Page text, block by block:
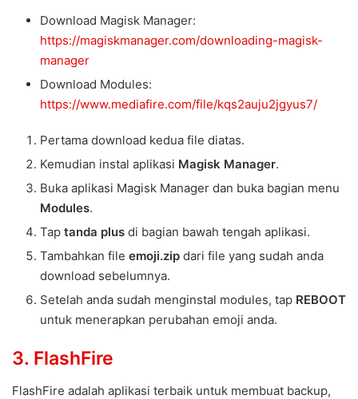
Download Magisk Manager:
https://magiskmanager.com/downloading-magisk-
manager
Download Modules:
https://www.mediafire.com/file/kqs2auju2jgyus7/
Pertama download kedua file diatas.
Kemudian instal aplikasi Magisk Manager.
Buka aplikasi Magisk Manager dan buka bagian menu
Modules.
Tap tanda plus di bagian bawah tengah aplikasi.
Tambahkan file emoji.zip dari file yang sudah anda
download sebelumnya.
Setelah anda sudah menginstal modules, tap REBOOT
untuk menerapkan perubahan emoji anda.
3. FlashFire
FlashFire adalah aplikasi terbaik untuk membuat backup,